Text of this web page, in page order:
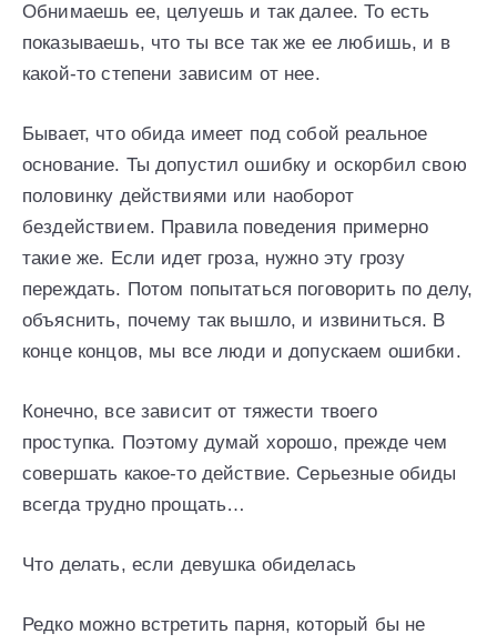
Обнимаешь ее, целуешь и так далее. То есть
показываешь, что ты все так же ее любишь, и в
какой-то степени зависим от нее.
Бывает, что обида имеет под собой реальное
основание. Ты допустил ошибку и оскорбил свою
половинку действиями или наоборот
бездействием. Правила поведения примерно
такие же. Если идет гроза, нужно эту грозу
переждать. Потом попытаться поговорить по делу,
объяснить, почему так вышло, и извиниться. В
конце концов, мы все люди и допускаем ошибки.
Конечно, все зависит от тяжести твоего
проступка. Поэтому думай хорошо, прежде чем
совершать какое-то действие. Серьезные обиды
всегда трудно прощать…
Что делать, если девушка обиделась
Редко можно встретить парня, который бы не